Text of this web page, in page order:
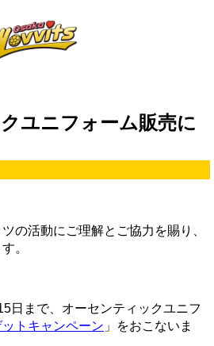
ユニフォーム販売に
の活動にご理解とご協力を賜り、
。
日まで、オーセンティックユニフ
トキャンペーン 」をおこないま